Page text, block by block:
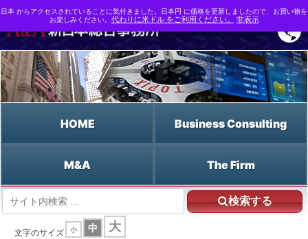
HOME Business Consulting
M&A The Firm
検索する
Ingénieurs logiciels créant les expériences de mobilité du futur
文字のサイズ
小 中 大
日本 からアクセスされていることに気付きました。日本円 に価格を更新しましたので、お買い物を
お楽しみください。 代わりに米ドル をご利用ください。 非表示